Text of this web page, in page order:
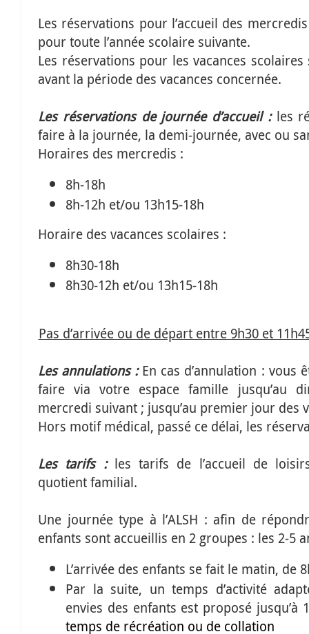
Les réservations pour l’accueil des
pour toute l’année scolaire suivante.
Les réservations pour les vacances
avant la période des vacances concernée.
Les réservationsde journée d’accueil :les
faire à la journée, la demi-journée, avec ou
Horaires des mercredis :
8h-18h
8h-12h et/ou 13h15-18h
Horaire des vacances scolaires :
8h30-18h
8h30-12h et/ou 13h15-18h
Pas d’arrivée ou de départ entre 9h30 et
Les annulations :En cas d’annulation : vous
faire via votre espace famille jusqu’au
mercredi suivant ; jusqu’au premier jour des
Hors motif médical, passé ce délai, les
Les tarifs :les tarifs de l’accueil de
quotient familial.
Une journée type à l’ALSH : afin de
enfants sont accueillis en 2 groupes : les 2-5
L’arrivée des enfants se fait le matin, de
Par la suite, un temps d’activité
envies des enfants est proposé jusqu’à
temps de récréation ou de collation